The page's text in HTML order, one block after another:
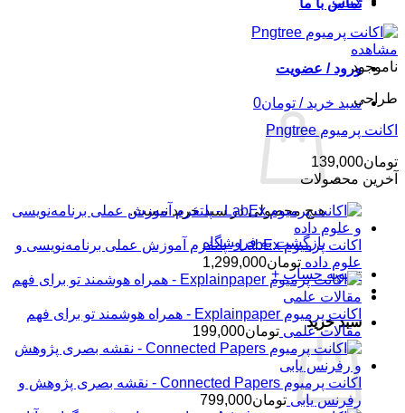
تماس با ما
ورود / عضویت
سبد خرید / تومان0
هیچ محصولی در سبد خرید نیست.
بازگشت به فروشگاه
تسویه حساب +
سبد خرید
مشاهده
ناموجود
طراحی
اکانت پرمیوم Pngtree
تومان139,000
آخرین محصولات
اکانت پرمیوم LabEx - پلتفرم آموزش عملی برنامه‌نویسی و
علوم داده تومان1,299,000
اکانت پرمیوم Explainpaper - همراه هوشمند تو برای فهم
مقالات علمی تومان199,000
اکانت پرمیوم Connected Papers - نقشه بصری پژوهش و
رفرنس یابی تومان799,000